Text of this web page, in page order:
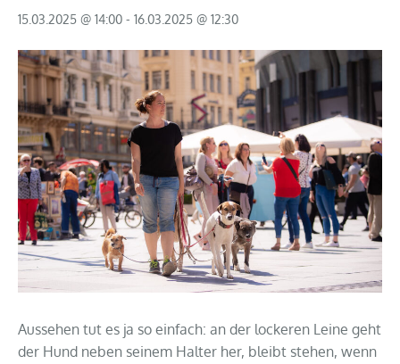
15.03.2025 @ 14:00 - 16.03.2025 @ 12:30
Aussehen tut es ja so einfach: an der lockeren Leine geht
der Hund neben seinem Halter her, bleibt stehen, wenn